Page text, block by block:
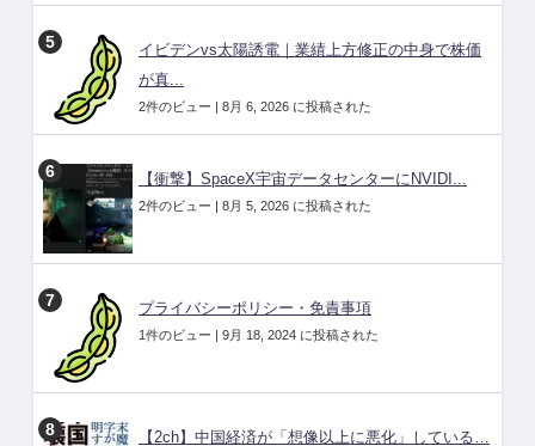
イビデンvs太陽誘電｜業績上方修正の中身で株価
が真...
2件のビュー | 8月 6, 2026 に投稿された
【衝撃】SpaceX宇宙データセンターにNVIDI...
2件のビュー | 8月 5, 2026 に投稿された
プライバシーポリシー・免責事項
1件のビュー | 9月 18, 2024 に投稿された
【2ch】中国経済が「想像以上に悪化」している…